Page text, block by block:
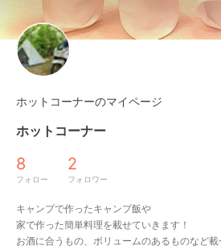
ホットコーナーのマイページ
ホットコーナー
8
フォロー
2
フォロワー
キャンプで作ったキャンプ飯や
家で作った簡単料理を載せていきます！
お酒に合うもの、ボリュームのあるものなど